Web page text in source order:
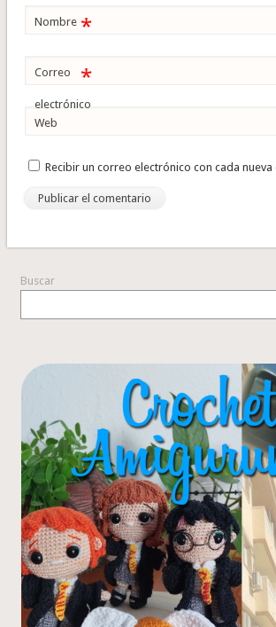
Nombre *
Correo
electrónico
*
Web
Recibir un correo electrónico con cada nueva
Buscar